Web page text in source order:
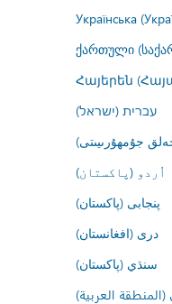
Українська
ქართული
Հայերեն
עברית (ישראל)
جۇمھۇرىيىتى)
اُردو (پاکستان)
پنجابی (پاکستان)
درى (افغانستان)
سنڌي (پاکستان)
العربية)